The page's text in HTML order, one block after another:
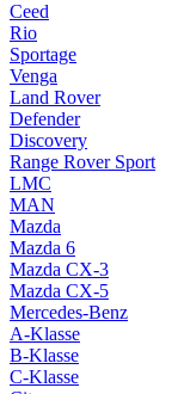
Ceed
Rio
Sportage
Venga
Land Rover
Defender
Discovery
Range Rover Sport
LMC
MAN
Mazda
Mazda 6
Mazda CX-3
Mazda CX-5
Mercedes-Benz
A-Klasse
B-Klasse
C-Klasse